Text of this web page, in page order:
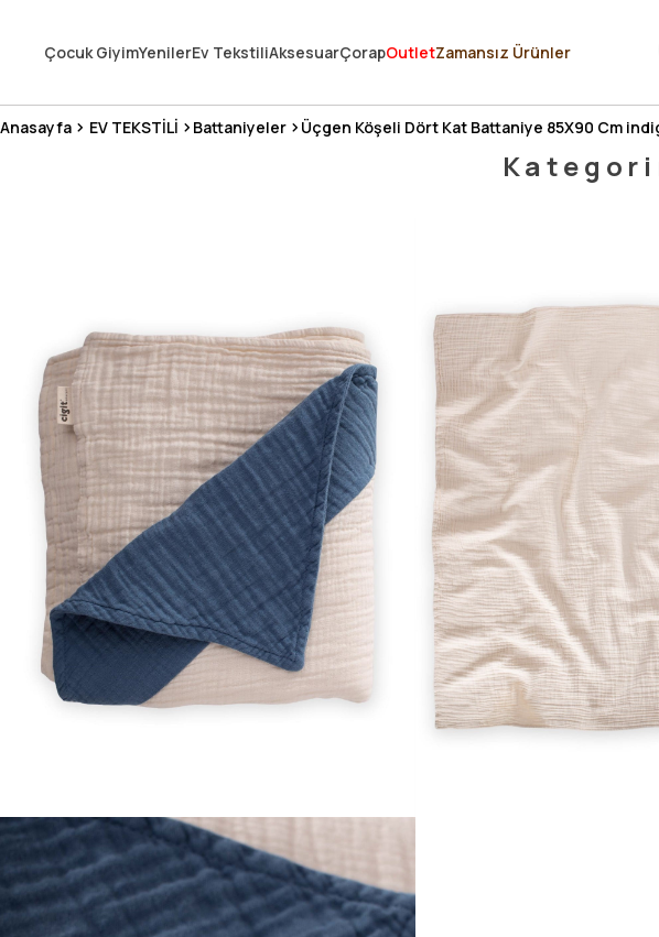
3 MİLYONDAN FAZLA MUTLU MÜŞTERİ ❤️ 10 MİLYON ÜRÜN
Çocuk GiyimYenilerEv TekstiliAksesuarÇorapOutletZamansız Ürünler
Anasayfa EV TEKSTİLİ Battaniyeler Üçgen Köşeli Dört Kat Battaniye 85X90 Cm